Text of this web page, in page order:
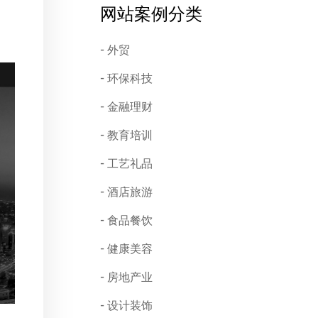
网站案例分类
外贸
环保科技
金融理财
教育培训
工艺礼品
酒店旅游
食品餐饮
健康美容
房地产业
设计装饰